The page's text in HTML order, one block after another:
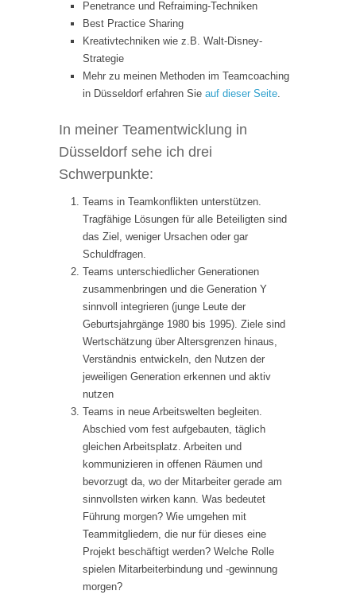
Penetrance und Refraiming-Techniken
Best Practice Sharing
Kreativtechniken wie z.B. Walt-Disney-
Strategie
Mehr zu meinen Methoden im Teamcoaching
in Düsseldorf erfahren Sie auf dieser Seite.
In meiner Teamentwicklung in
Düsseldorf sehe ich drei
Schwerpunkte:
Teams in Teamkonflikten unterstützen.
Tragfähige Lösungen für alle Beteiligten sind
das Ziel, weniger Ursachen oder gar
Schuldfragen.
Teams unterschiedlicher Generationen
zusammenbringen und die Generation Y
sinnvoll integrieren (junge Leute der
Geburtsjahrgänge 1980 bis 1995). Ziele sind
Wertschätzung über Altersgrenzen hinaus,
Verständnis entwickeln, den Nutzen der
jeweiligen Generation erkennen und aktiv
nutzen
Teams in neue Arbeitswelten begleiten.
Abschied vom fest aufgebauten, täglich
gleichen Arbeitsplatz. Arbeiten und
kommunizieren in offenen Räumen und
bevorzugt da, wo der Mitarbeiter gerade am
sinnvollsten wirken kann. Was bedeutet
Führung morgen? Wie umgehen mit
Teammitgliedern, die nur für dieses eine
Projekt beschäftigt werden? Welche Rolle
spielen Mitarbeiterbindung und -gewinnung
morgen?